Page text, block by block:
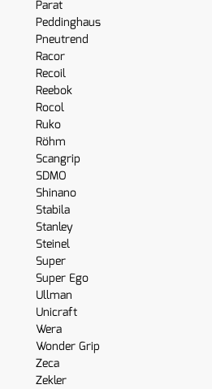
Parat
Peddinghaus
Pneutrend
Racor
Recoil
Reebok
Rocol
Ruko
Röhm
Scangrip
SDMO
Shinano
Stabila
Stanley
Steinel
Super
Super Ego
Ullman
Unicraft
Wera
Wonder Grip
Zeca
Zekler